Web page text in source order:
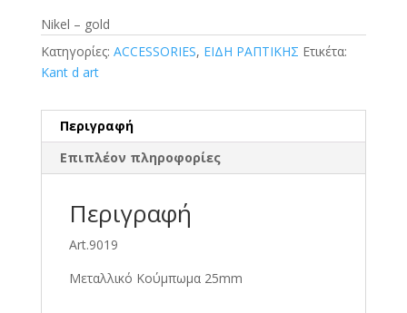
Nikel – gold
Κατηγορίες: ACCESSORIES, ΕΙΔΗ ΡΑΠΤΙΚΗΣ Ετικέτα:
Kant d art
Περιγραφή
Επιπλέον πληροφορίες
Περιγραφή
Art.9019
Μεταλλικό Κούμπωμα 25mm